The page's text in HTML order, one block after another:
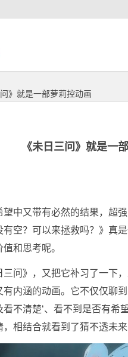
问》就是一部萝莉控动画
《未日三问》就是一
中又带有必然的结果，超
空？可以来拯救吗？》真
和思考呢。
三问》，又把它补习了一下
内涵的动画。它不仅仅聊
不清楚‘、看不到是否有希
相结合就看到了猜不透未